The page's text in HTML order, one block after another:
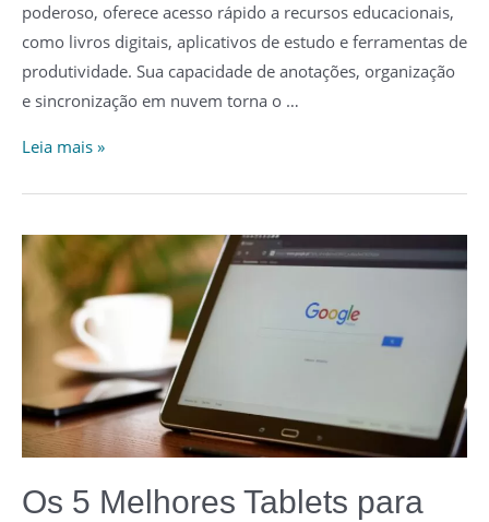
poderoso, oferece acesso rápido a recursos educacionais,
como livros digitais, aplicativos de estudo e ferramentas de
produtividade. Sua capacidade de anotações, organização
e sincronização em nuvem torna o …
Os
iPads
para
Estudar
em
2023
Leia mais »
Os 5 Melhores Tablets para